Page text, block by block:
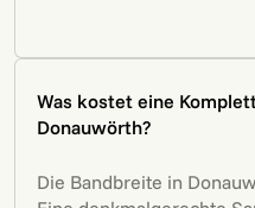
Was kostet eine
Donauwörth?
Die Bandbreite in